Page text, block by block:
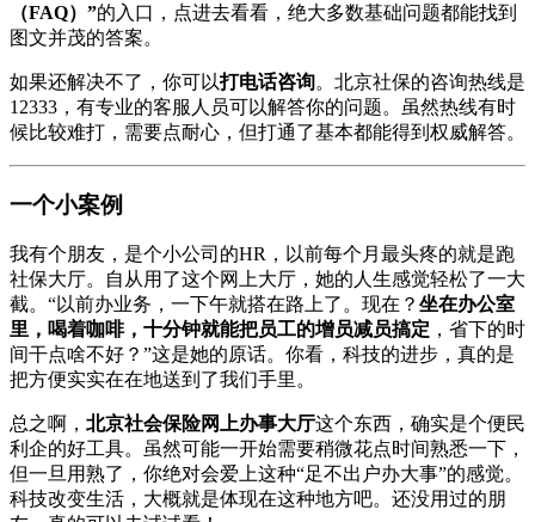
（FAQ）”的入口，点进去看看，绝大多数基础问题都能找到
图文并茂的答案。
如果还解决不了，你可以打电话咨询。北京社保的咨询热线是
12333，有专业的客服人员可以解答你的问题。虽然热线有时
候比较难打，需要点耐心，但打通了基本都能得到权威解答。
一个小案例
我有个朋友，是个小公司的HR，以前每个月最头疼的就是跑
社保大厅。自从用了这个网上大厅，她的人生感觉轻松了一大
截。“以前办业务，一下午就搭在路上了。现在？ 坐在办公室
里，喝着咖啡，十分钟就能把员工的增员减员搞定 ，省下的时
间干点啥不好？”这是她的原话。你看，科技的进步，真的是
把方便实实在在地送到了我们手里。
总之啊， 北京社会保险网上办事大厅这个东西，确实是个便民
利企的好工具。虽然可能一开始需要稍微花点时间熟悉一下，
但一旦用熟了，你绝对会爱上这种“足不出户办大事”的感觉。
科技改变生活，大概就是体现在这种地方吧。还没用过的朋